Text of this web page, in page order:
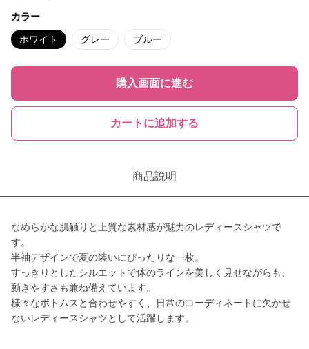
カラー
ホワイト グレー ブルー
購入画面に進む
カートに追加する
商品説明
なめらかな肌触りと上質な素材感が魅力のレディースシャツで
す。
半袖デザインで夏の装いにぴったりな一枚。
すっきりとしたシルエットで体のラインを美しく見せながらも、
動きやすさも兼ね備えています。
様々なボトムスと合わせやすく、日常のコーディネートに欠かせ
ないレディースシャツとして活躍します。